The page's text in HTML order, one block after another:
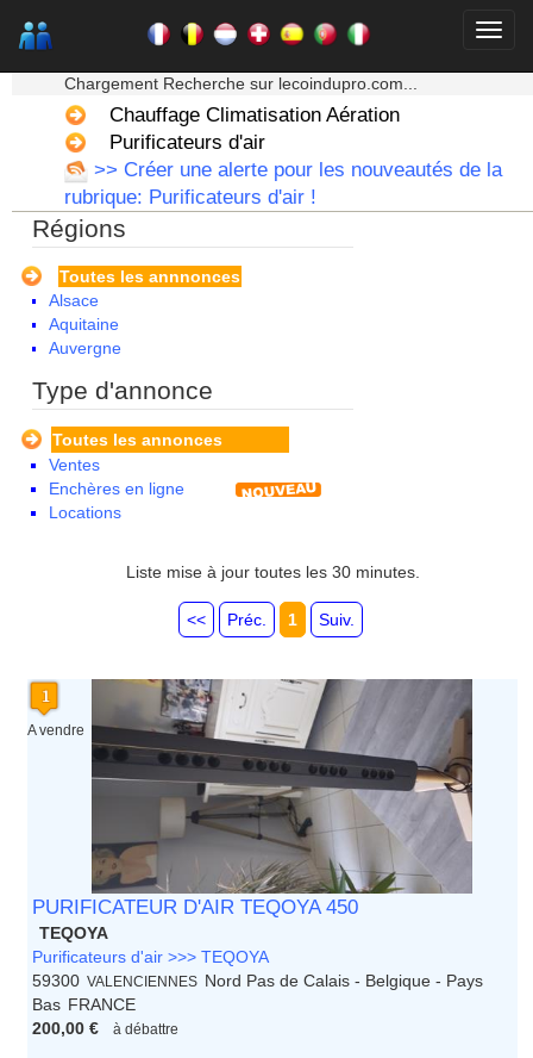
Chargement Recherche sur lecoindupro.com...
Chauffage Climatisation Aération
Purificateurs d'air
>> Créer une alerte pour les nouveautés de la
rubrique: Purificateurs d'air !
Régions
Toutes les annnonces
Alsace
Aquitaine
Auvergne
Bourgogne
Centre
Champagne Ardenne
Corse
Franche Comte - Suisse
Limousin
Lorraine
Martinique
Mayotte
Midi Pyrenees - Espagne -
Nord Pas de Calais - Belgique -
Pays Bas
Pays de la Loire
Picardie
Poitou Charentes
Principauté de Monaco
Provence Alpes Cote d'Azur -
Italie
Rhone Alpes
Type d'annonce
Toutes les annonces
Ventes
Enchères en ligne
Locations
Liste mise à jour toutes les 30 minutes.
<< Préc. 1 Suiv.
A vendre
PURIFICATEUR D'AIR TEQOYA 450
TEQOYA
Purificateurs d'air >>> TEQOYA
59300 VALENCIENNES Nord Pas de Calais - Belgique - Pays
Bas FRANCE
200,00 €
à débattre